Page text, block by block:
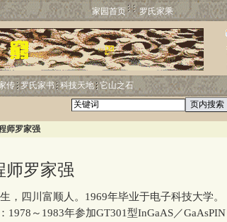
家园首页 罗氏家乘
传 罗氏家书 科技天地 它山之石
师罗家强
师罗家强
四川富顺人。1969年毕业于电子科技大学。
～1983年参加GT301型InGaAS／GaAsPIN